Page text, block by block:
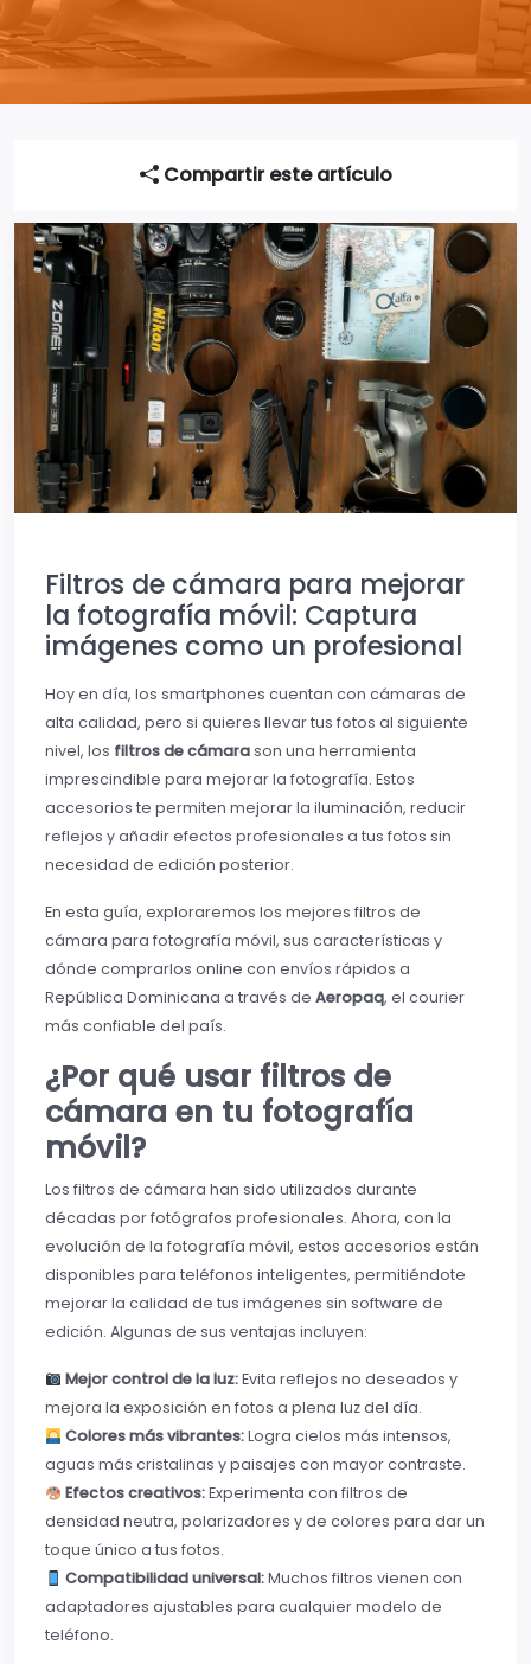
Compartir este artículo
Filtros de cámara para mejorar
la fotografía móvil: Captura
imágenes como un profesional
Hoy en día, los smartphones cuentan con cámaras de
alta calidad, pero si quieres llevar tus fotos al siguiente
nivel, los filtros de cámarason una herramienta
imprescindible para mejorar la fotografía. Estos
accesorios te permiten mejorar la iluminación, reducir
reflejos y añadir efectos profesionales a tus fotos sin
necesidad de edición posterior.
En esta guía, exploraremos los mejores filtros de
cámara para fotografía móvil, sus características y
dónde comprarlos online con envíos rápidos a
República Dominicana a través de Aeropaq, el courier
más confiable del país.
¿Por qué usar filtros de
cámara en tu fotografía
móvil?
Los filtros de cámara han sido utilizados durante
décadas por fotógrafos profesionales. Ahora, con la
evolución de la fotografía móvil, estos accesorios están
disponibles para teléfonos inteligentes, permitiéndote
mejorar la calidad de tus imágenes sin software de
edición. Algunas de sus ventajas incluyen:
Mejor control de la luz:Evita reflejos no deseados y
mejora la exposición en fotos a plena luz del día.
Colores más vibrantes:Logra cielos más intensos,
aguas más cristalinas y paisajes con mayor contraste.
Efectos creativos:Experimenta con filtros de
densidad neutra, polarizadores y de colores para dar un
toque único a tus fotos.
Compatibilidad universal:Muchos filtros vienen con
adaptadores ajustables para cualquier modelo de
teléfono.